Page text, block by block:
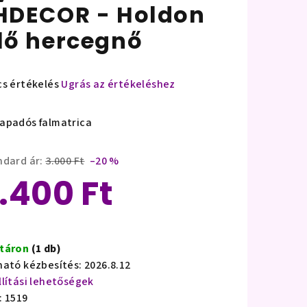
- Holdon
hercegnő
értékelésUgrás az értékeléshez
falmatrica
ár: 3.000 Ft –20 %
Ft
(1 db)
kézbesítés: 2026.8.12
lehetőségek
1519